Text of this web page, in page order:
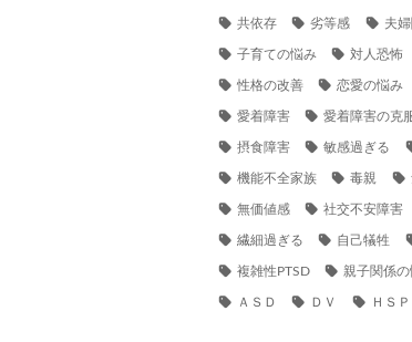
共依存 劣等感 夫
子育ての悩み 対人恐怖
性格の改善 恋愛の悩み
愛着障害 愛着障害の克
摂食障害 敏感過ぎる
機能不全家族 毒親
無価値感 社交不安障害
繊細過ぎる 自己犠牲
複雑性PTSD 親子関係
ＡＳＤ ＤＶ ＨＳＰ